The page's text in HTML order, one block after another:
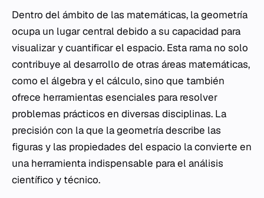
Dentro del ámbito de las matemáticas, la geometría
ocupa un lugar central debido a su capacidad para
visualizar y cuantificar el espacio. Esta rama no solo
contribuye al desarrollo de otras áreas matemáticas,
como el álgebra y el cálculo, sino que también
ofrece herramientas esenciales para resolver
problemas prácticos en diversas disciplinas. La
precisión con la que la geometría describe las
figuras y las propiedades del espacio la convierte en
una herramienta indispensable para el análisis
científico y técnico.